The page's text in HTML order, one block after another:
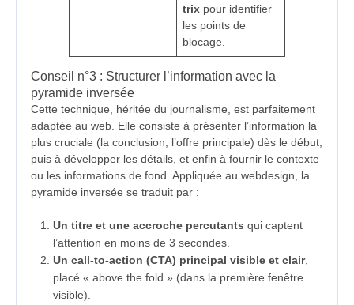
trix pour identifier
les points de
blocage.
Conseil n°3 : Structurer l’information avec la
pyramide inversée
Cette technique, héritée du journalisme, est parfaitement
adaptée au web. Elle consiste à présenter l’information la
plus cruciale (la conclusion, l’offre principale) dès le début,
puis à développer les détails, et enfin à fournir le contexte
ou les informations de fond. Appliquée au webdesign, la
pyramide inversée se traduit par :
Un titre et une accroche percutants qui captent
l’attention en moins de 3 secondes.
Un call-to-action (CTA) principal visible et clair,
placé « above the fold » (dans la première fenêtre
visible).